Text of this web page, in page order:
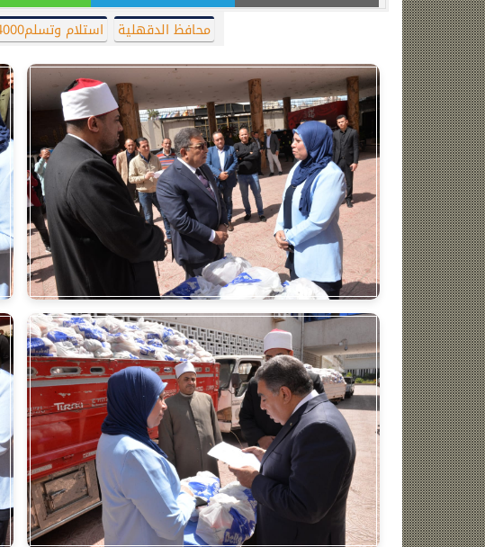
محافظ الدقهلية استلام وتسلم4000 شنطة مواد غذائية